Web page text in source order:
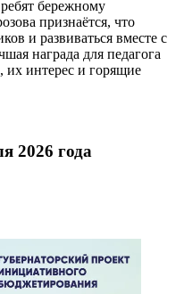
бережному
признаётся, что
и развиваться вместе с
награда для педагога
их интерес и горящие
2026 года